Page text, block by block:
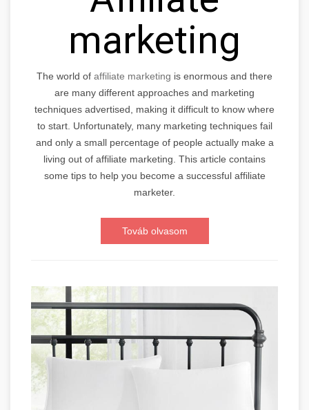
marketing
The world of affiliate marketing is enormous and there
are many different approaches and marketing
techniques advertised, making it difficult to know where
to start. Unfortunately, many marketing techniques fail
and only a small percentage of people actually make a
living out of affiliate marketing. This article contains
some tips to help you become a successful affiliate
marketer.
Továb olvasom